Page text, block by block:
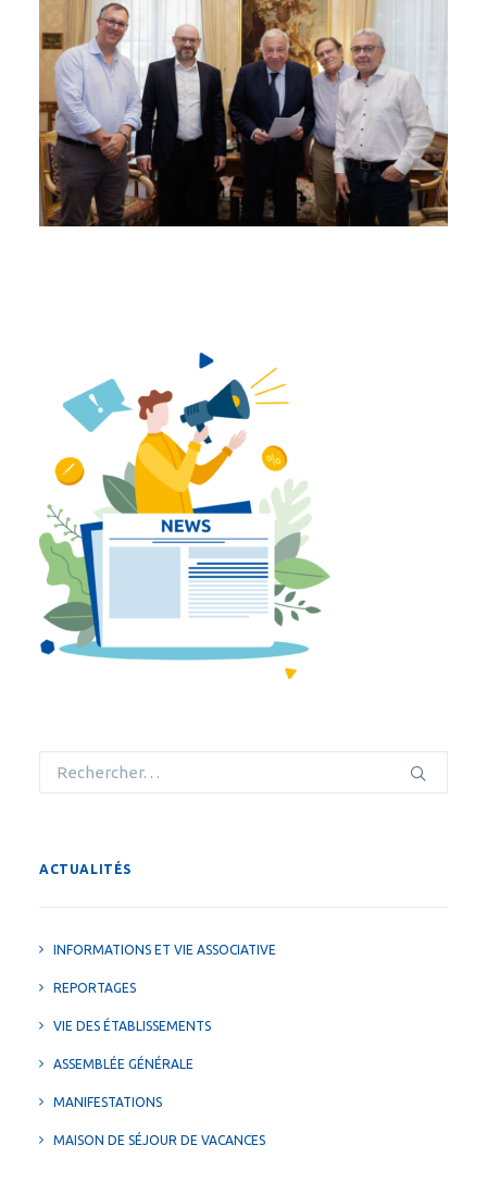
ACTUALITÉS
INFORMATIONS ET VIE ASSOCIATIVE
REPORTAGES
VIE DES ÉTABLISSEMENTS
ASSEMBLÉE GÉNÉRALE
MANIFESTATIONS
MAISON DE SÉJOUR DE VACANCES